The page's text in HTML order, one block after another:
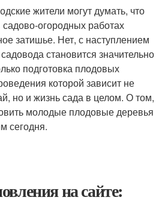
жители могут думать, что
огородных работах
затишье. Нет, с наступлением
становится значительно
подготовка плодовых
которой зависит не
но и жизнь сада в целом. О том,
молодые плодовые деревья
сегодня.
на сайте: